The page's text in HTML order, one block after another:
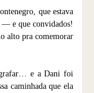
que estava
— e que convidados!
alto pra comemorar
e a Dani foi
caminhada que ela